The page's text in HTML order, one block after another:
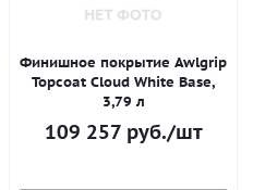
Финишное покрытие Awlgrip
Topcoat Cloud White Base,
3,79 л
109 257руб./шт